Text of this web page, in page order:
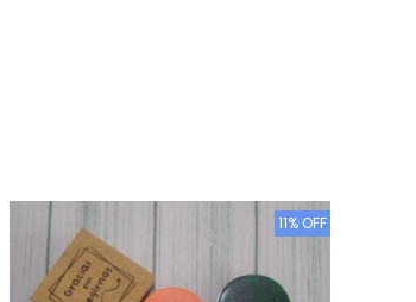
11% OFF